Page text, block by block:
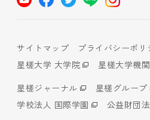
サイトマップ
プライバシーポリ
星槎大学 大学院
星槎大学機
星槎ジャーナル
星槎グループ
学校法人 国際学園
公益財団